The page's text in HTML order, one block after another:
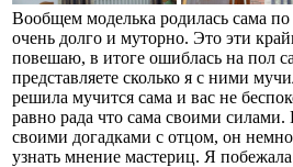
Вообщем моделька родилась сама
очень долго и муторно. Это эти
повешаю, в итоге ошиблась на пол
представляете сколько я с ними
решила мучится сама и вас не
равно рада что сама своими силами.
своими догадками с отцом, он
узнать мнение мастериц. Я